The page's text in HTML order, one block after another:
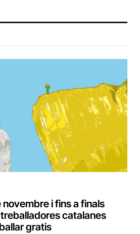
novembre i fins a finals
catalanes
gratis